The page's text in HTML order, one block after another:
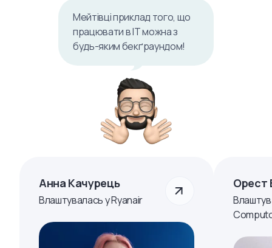
Мейтівці приклад того, що
працювати в ІТ можна з
будь-яким бекґраундом!
Анна Качурець
Влаштувалась у Ryanair
Орест